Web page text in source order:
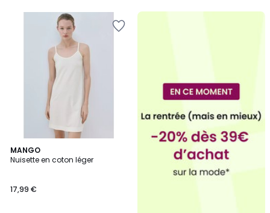
MANGO
Nuisette en coton léger
17,99 €
2
Couleurs